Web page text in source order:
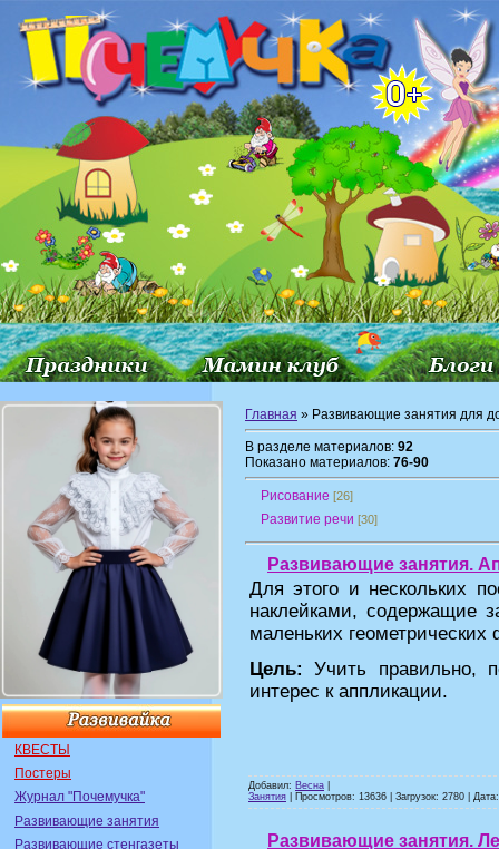
КВЕСТЫ
Постеры
Журнал "Почемучка"
Развивающие занятия
Развивающие стенгазеты
Главная » Развивающие занятия для
В разделе материалов: 92
Показано материалов: 76-90
Рисование [26]
Развитие речи [30]
Развивающие занятия.
Для этого и нескольких
наклейками, содержащие
маленьких геометрических
Цель:Учить правильно,
интерес к аппликации.
Добавил: Весна
Занятия | Просмотров: 13636 | Загрузок: 2780 |
Развивающие занятия.